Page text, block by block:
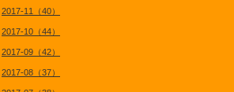
2017-11（40）
2017-10（44）
2017-09（42）
2017-08（37）